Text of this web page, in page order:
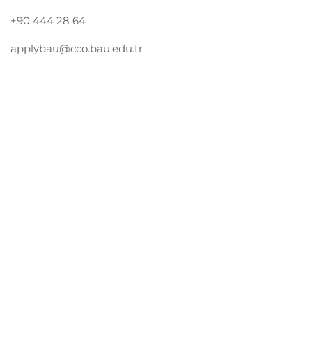
+90 444 28 64
applybau@cco.bau.edu.tr